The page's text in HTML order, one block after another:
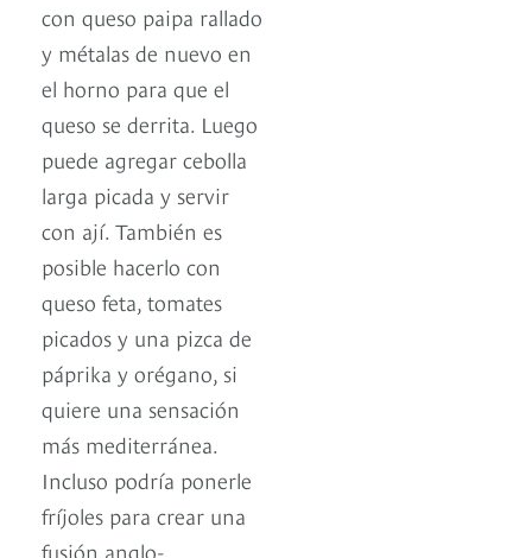
con queso paipa rallado
y métalas de nuevo en
el horno para que el
queso se derrita. Luego
puede agregar cebolla
larga picada y servir
con ají. También es
posible hacerlo con
queso feta, tomates
picados y una pizca de
páprika y orégano, si
quiere una sensación
más mediterránea.
Incluso podría ponerle
fríjoles para crear una
fusión anglo-